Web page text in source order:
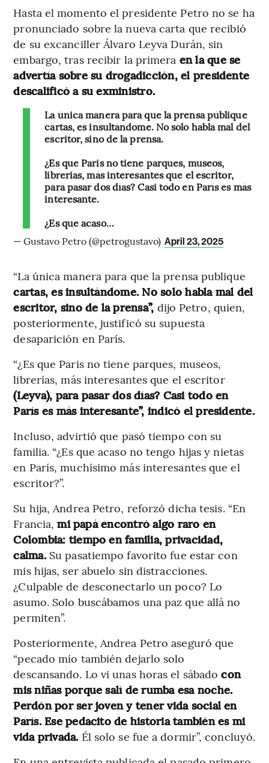
Hasta el momento el presidente Petro no se ha
pronunciado sobre la nueva carta que recibió
de su excanciller Álvaro Leyva Durán, sin
embargo, tras recibir la primera en la que se
advertía sobre su drogadicción, el presidente
descalificó a su exministro.
La única manera para que la prensa públique
cartas, es insultándome. No solo habla mal del
escritor, sino de la prensa.
¿Es que Paris no tiene parques, museos,
librerias, más interesantes que el escritor,
para pasar dos días? Casi todo en París es más
interesante.
¿Es que acaso…
— Gustavo Petro (@petrogustavo) April 23, 2025
“La única manera para que la prensa publique
cartas, es insultándome. No solo habla mal del
escritor, sino de la prensa”, dijo Petro, quien,
posteriormente, justificó su supuesta
desaparición en París.
“¿Es que Paris no tiene parques, museos,
librerías, más interesantes que el escritor
(Leyva), para pasar dos días? Casi todo en
París es más interesante”, indicó el presidente.
Incluso, advirtió que pasó tiempo con su
familia. “¿Es que acaso no tengo hijas y nietas
en París, muchísimo más interesantes que el
escritor?”.
Su hija, Andrea Petro, reforzó dicha tesis. “En
Francia,mi papá encontró algo raro en
Colombia: tiempo en familia, privacidad,
calma. Su pasatiempo favorito fue estar con
mis hijas, ser abuelo sin distracciones.
¿Culpable de desconectarlo un poco? Lo
asumo. Solo buscábamos una paz que allá no
permiten”.
Posteriormente, Andrea Petro aseguró que
“pecado mío también dejarlo solo
descansando. Lo vi unas horas el sábadocon
mis niñas porque salí de rumba esa noche.
Perdón por ser joven y tener vida social en
París. Ese pedacito de historia también es mi
vida privada. Él solo se fue a dormir”, concluyó.